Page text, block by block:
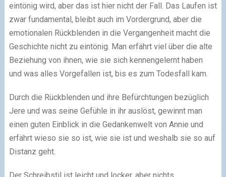
eintönig wird, aber das ist hier nicht der Fall. Das Laufen ist
zwar fundamental, bleibt auch im Vordergrund, aber die
emotionalen Rückblenden in die Vergangenheit macht die
Geschichte nicht zu eintönig. Man erfährt viel über die alte
Beziehung von ihnen, wie sie sich kennengelernt haben
und was alles Vorgefallen ist, bis es zum Todesfall kam.
Durch die Rückblenden und ihre Befürchtungen bezüglich
Jere und was seine Gefühle in ihr auslöst, gewinnt man
einen guten Einblick in die Gedankenwelt von Annie und
erfährt wieso sie so ist, wie sie ist und weshalb sie so auf
Distanz geht.
Der Schreibstil ist leicht und locker, aber nichts